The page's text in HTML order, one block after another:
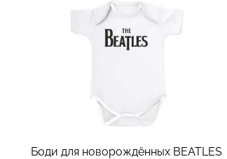
Боди для новорождённых BEATLES